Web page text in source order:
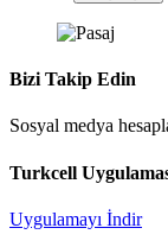
Bizi Takip Edin
Sosyal medya
Turkcell
Uygulamayı İndir